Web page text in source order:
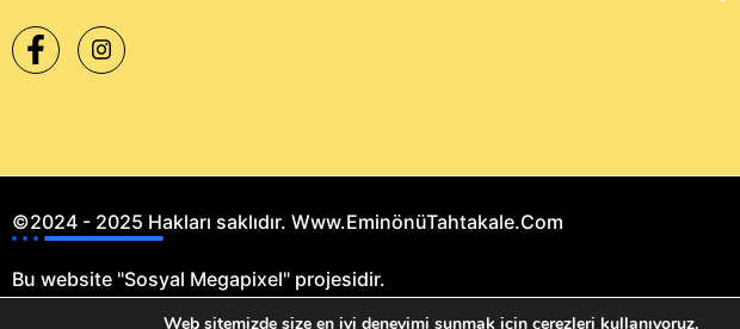
©2024 - 2025 Hakları saklıdır. Www.EminönüTahtakale.Com
Bu website "Sosyal Megapixel" projesidir.
Web sitemizde size en iyi deneyimi sunmak için çerezleri kullanıyoruz.